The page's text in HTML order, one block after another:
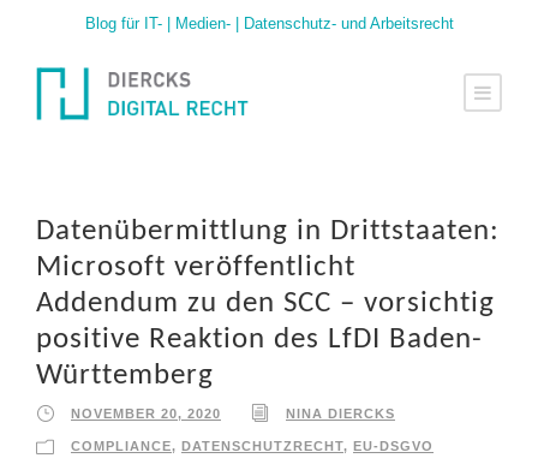
Blog für IT- | Medien- | Datenschutz- und Arbeitsrecht
Datenübermittlung in Drittstaaten:
Microsoft veröffentlicht
Addendum zu den SCC – vorsichtig
positive Reaktion des LfDI Baden-
Württemberg
NOVEMBER 20, 2020 NINA DIERCKS
COMPLIANCE, DATENSCHUTZRECHT, EU-DSGVO